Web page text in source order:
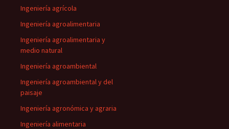
Ingeniería agrícola
Ingeniería agroalimentaria
Ingeniería agroalimentaria y
medio natural
Ingeniería agroambiental
Ingeniería agroambiental y del
paisaje
Ingeniería agronómica y agraria
Ingeniería alimentaria